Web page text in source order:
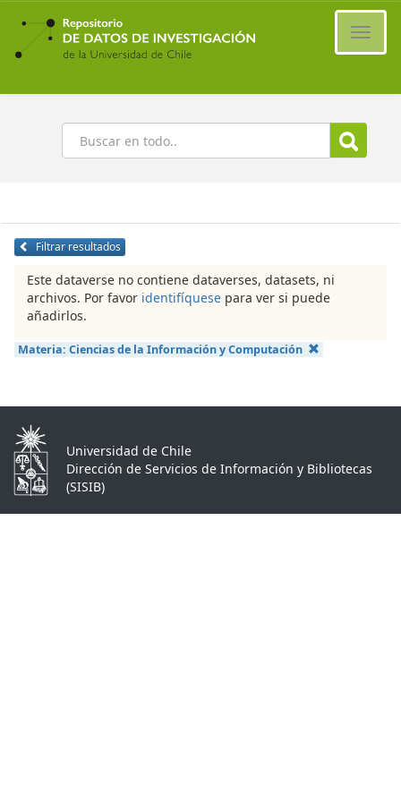
Ir
contenido
principal
Buscar
Filtrar resultados
Este dataverse no contiene dataverses, datasets, ni
archivos. Por favor identifíquese para ver si puede
añadirlos.
Materia: Ciencias de la Información y Computación
Universidad de Chile
Dirección de Servicios de Información y Bibliotecas
(SISIB)